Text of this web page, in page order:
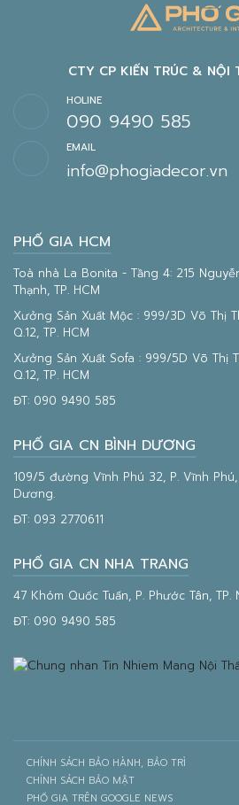
HOLINE
090 9490 585
CTY CP KIẾN TRÚC & NỘI
EMAIL
info@phogiadecor.vn
PHỐ GIA HCM
Toà nhà La Bonita - Tầng 4: 215
Thạnh, TP. HCM
Xưởng Sản Xuất Mộc : 999/3D Võ Thị
Q.12, TP. HCM
Xưởng Sản Xuất Sofa : 999/5D Võ Thị
Q.12, TP. HCM
ĐT: 090 9490 585
PHỐ GIA CN BÌNH DƯƠNG
109/5 đường Vĩnh Phú 32, P. Vĩnh Phú,
Dương.
ĐT: 093 2770611
PHỐ GIA CN NHA TRANG
47 Khóm Quốc Tuấn, P. Phước Tân, TP.
ĐT: 090 9490 585
CHÍNH SÁCH BẢO HÀNH, BẢO TRÌ
CHÍNH SÁCH BẢO MẬT
PHỐ GIA TRÊN GOOGLE NEWS